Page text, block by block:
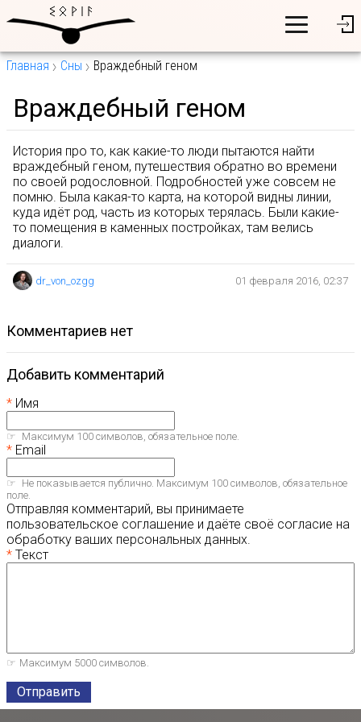
Главная Сны Враждебный геном
Враждебный геном
История про то, как какие-то люди пытаются найти
враждебный геном, путешествия обратно во времени
по своей родословной. Подробностей уже совсем не
помню. Была какая-то карта, на которой видны линии,
куда идёт род, часть из которых терялась. Были какие-
то помещения в каменных постройках, там велись
диалоги.
dr_von_ozgg 01 февраля 2016, 02:37
комментариев нет
Добавить комментарий
Имя
Максимум 100 символов, обязательное поле.
Email
Не показывается публично. Максимум 100 символов, обязательное
поле.
Отправляя комментарий, вы принимаете
пользовательское соглашение и даёте своё согласие на
обработку ваших персональных данных.
Текст
Максимум 5000 символов.
Отправить